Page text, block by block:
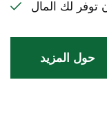
حول المزيد